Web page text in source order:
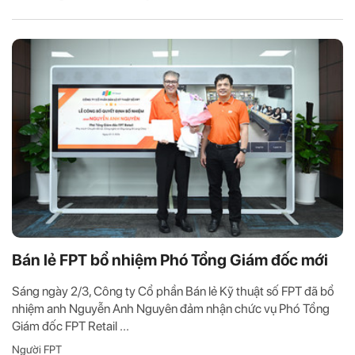
Bán lẻ FPT bổ nhiệm Phó Tổng Giám đốc mới
Sáng ngày 2/3, Công ty Cổ phần Bán lẻ Kỹ thuật số FPT đã bổ
nhiệm anh Nguyễn Anh Nguyên đảm nhận chức vụ Phó Tổng
Giám đốc FPT Retail ...
Người FPT